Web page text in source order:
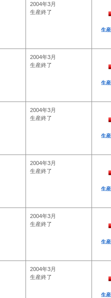
2004年3月
生産終了
生
2004年3月
生産終了
生
2004年3月
生産終了
生
2004年3月
生産終了
生
2004年3月
生産終了
生
2004年3月
生産終了
生